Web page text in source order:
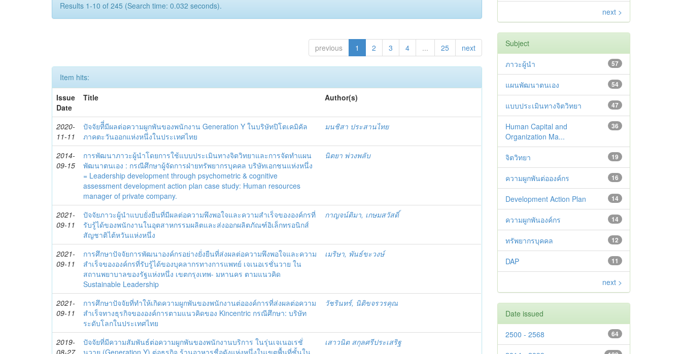
Results 1-10 of 245 (Search time: 0.032 seconds).
previous 1 2 3 4 ... 25 next
Item hits:
Issue
Date
Title Author(s)
2020-
11-11
ปัจจัยทีี่มีผลต่อความผูกพันของพนักงาน Generation Y ในบริษัทปิโตเคมิคัล
ภาคตะวันออกแห่งหนึ่งในประเทศไทย
มนชิสา ประสานไทย
2014-
09-15
การพัฒนาภาวะผู้นำโดยการใช้แบบประเมินทางจิตวิทยาและการจัดทำแผน
พัฒนาตนเอง : กรณีศึกษาผู้จัดการฝ่ายทรัพยากรบุคคล บริษัทเอกชนแห่งหนึ่ง
= Leadership development through psychometric & cognitive
assessment development action plan case study: Human resources
manager of private company.
นิตยา พ่วงพลับ
2021-
09-11
ปัจจัยภาวะผู้นำแบบยั่งยืนที่มีผลต่อความพึงพอใจและความสำเร็จขององค์กรที่
รับรู้ได้ของพนักงานในอุตสาหกรรมผลิตและส่งออกผลิตภัณฑ์อิเล็กทรอนิกส์
สัญชาติไต้หวันแห่งหนึ่ง
กาญจน์ติมา, เกษมสวัสดิ์
2021-
09-11
การศึกษาปัจจัยการพัฒนาองค์กรอย่างยั่งยืนที่ส่งผลต่อความพึงพอใจและความ
สำเร็จขององค์กรที่รับรู้ได้ของบุคลากรทางการแพทย์ เจเนอเรชั่นวาย ใน
สถานพยาบาลของรัฐแห่งหนึ่ง เขตกรุงเทพ- มหานคร ตามแนวคิด
Sustainable Leadership
เมริษา, พันธ์ขะวงษ์
2021-
09-11
การศึกษาปัจจัยที่ทำให้เกิดความผูกพันของพนักงานต่อองค์การที่ส่งผลต่อความ
สำเร็จทางธุรกิจขององค์การตามแนวคิดของ Kincentric กรณีศึกษา: บริษัท
ระดับโลกในประเทศไทย
วัชรินทร์, นิติขจรวรคุณ
2019-
08-27
ปัจจัยที่มีความสัมพันธ์ต่อความผูกพันของพนักงานบริการ ในรุ่นเจเนอเรชั่
นวาย (Generation Y) ต่อธุรกิจ ร้านอาหารชื่อดังแห่งหนึ่งในเขตพื้นที่ชั้นใน
เสาวนิต สกุลศรีประเสริฐ
next >
Subject
57
ภาวะผู้นำ
54
แผนพัฒนาตนเอง
47
แบบประเมินทางจิตวิทยา
36
Human Capital and
Organization Ma...
19
จิตวิทยา
16
ความผูกพันต่อองค์กร
14
Development Action Plan
14
ความผูกพันองค์กร
12
ทรัพยากรบุคคล
11
DAP
next >
Date issued
64
2500 - 2568